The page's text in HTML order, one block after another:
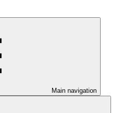
Main navigation